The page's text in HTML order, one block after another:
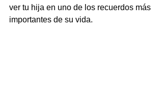
ver tu hija en uno de los recuerdos más
importantes de su vida.